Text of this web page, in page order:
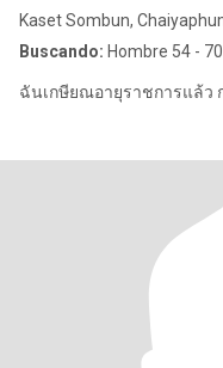
Kaset Sombun,
Buscando: Hombre 54 - 70
ฉันเกษียณอายุราชการแล้ว